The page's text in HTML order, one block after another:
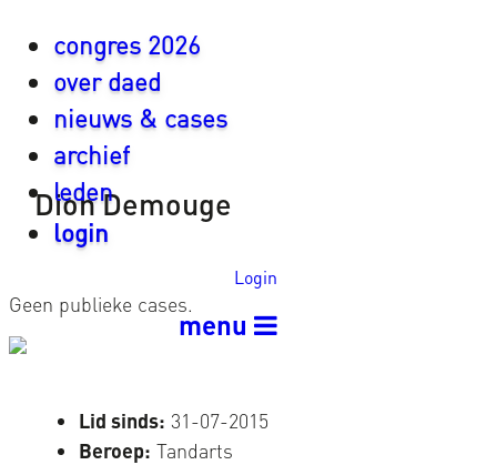
congres 2026
over daed
nieuws & cases
archief
leden
login
Login
menu
Dion Demouge
Geen publieke cases.
Lid sinds: 31-07-2015
Beroep: Tandarts